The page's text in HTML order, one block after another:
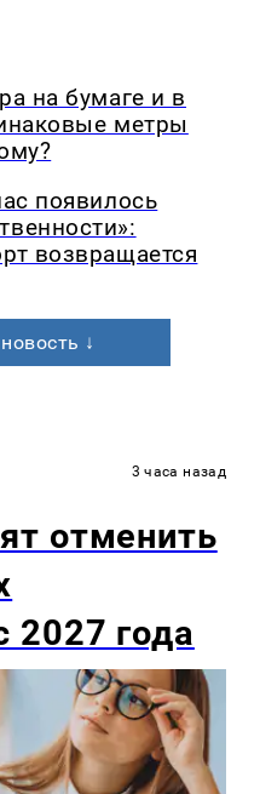
на бумаге и в
метры
появилось
возвращается
↓
3 часа назад
отменить
2027 года